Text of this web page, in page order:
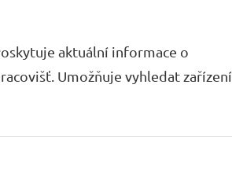
aktuální informace o
Umožňuje vyhledat zařízení